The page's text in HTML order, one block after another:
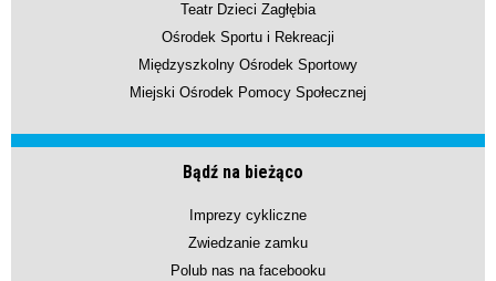
Teatr Dzieci Zagłębia
Ośrodek Sportu i Rekreacji
Międzyszkolny Ośrodek Sportowy
Miejski Ośrodek Pomocy Społecznej
Bądź na bieżąco
Imprezy cykliczne
Zwiedzanie zamku
Polub nas na facebooku